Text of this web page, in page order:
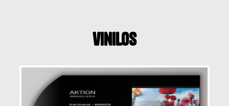
vinilos